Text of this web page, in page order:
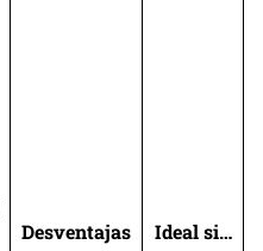
Desventajas Ideal si…